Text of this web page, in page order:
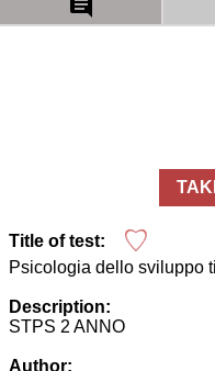
Title of test:
Psicologia dello sviluppo
Description:
STPS 2 ANNO
Author: